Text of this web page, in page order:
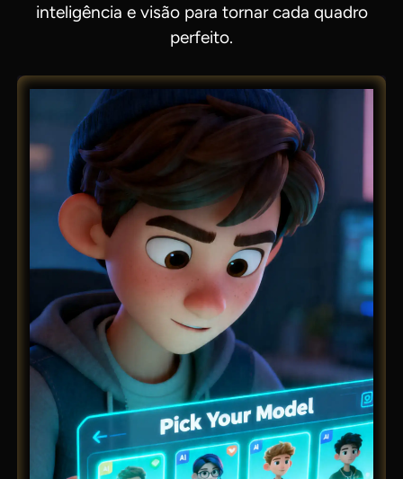
inteligência e visão para tornar cada quadro
perfeito.